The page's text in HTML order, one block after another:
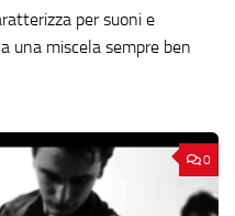
per suoni e
una miscela sempre ben
0